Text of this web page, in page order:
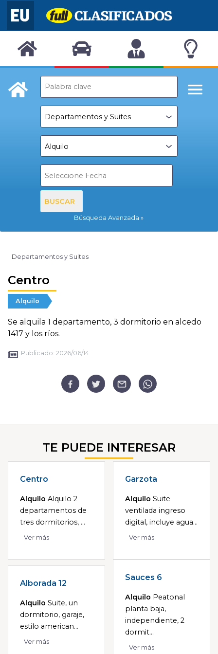
BUSCAR
Búsqueda Avanzada
Departamentos y Suites
Centro
Alquilo
Se alquila 1 departamento, 3 dormitorio en alcedo
1417 y los ríos.
Publicado: 2026/06/14
TE PUEDE INTERESAR
Centro
Alquilo Alquilo 2
departamentos de
tres dormitorios, ...
Ver más
Garzota
Alquilo Suite
ventilada ingreso
digital, incluye agua...
Ver más
Alborada 12
Alquilo Suite, un
dormitorio, garaje,
estilo american...
Ver más
Sauces 6
Alquilo Peatonal
planta baja,
independiente, 2
dormit...
Ver más